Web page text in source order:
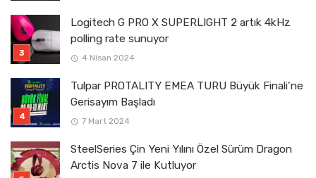
Logitech G PRO X SUPERLIGHT 2 artık 4kHz
polling rate sunuyor
4 Nisan 2024
Tulpar PROTALITY EMEA TURU Büyük Finali’ne
Gerisayım Başladı
7 Mart 2024
SteelSeries Çin Yeni Yılını Özel Sürüm Dragon
Arctis Nova 7 ile Kutluyor